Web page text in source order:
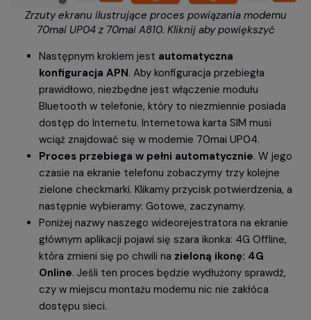
Zrzuty ekranu ilustrujące proces powiązania modemu
70mai UP04 z 70mai A810. Kliknij aby powiększyć
Następnym krokiem jest automatyczna
konfiguracja APN. Aby konfiguracja przebiegła
prawidłowo, niezbędne jest włączenie modułu
Bluetooth w telefonie, który to niezmiennie posiada
dostęp do Internetu. Internetowa karta SIM musi
wciąż znajdować się w modemie 70mai UP04.
Proces przebiega w pełni automatycznie. W jego
czasie na ekranie telefonu zobaczymy trzy kolejne
zielone checkmarki. Klikamy przycisk potwierdzenia, a
następnie wybieramy: Gotowe, zaczynamy.
Poniżej nazwy naszego wideorejestratora na ekranie
głównym aplikacji pojawi się szara ikonka: 4G Offline,
która zmieni się po chwili na zieloną ikonę: 4G
Online. Jeśli ten proces będzie wydłużony sprawdź,
czy w miejscu montażu modemu nic nie zakłóca
dostępu sieci.